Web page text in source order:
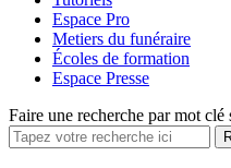
Espace Pro
Metiers du funéraire
Écoles de formation
Espace Presse
Faire une recherche par mot clé